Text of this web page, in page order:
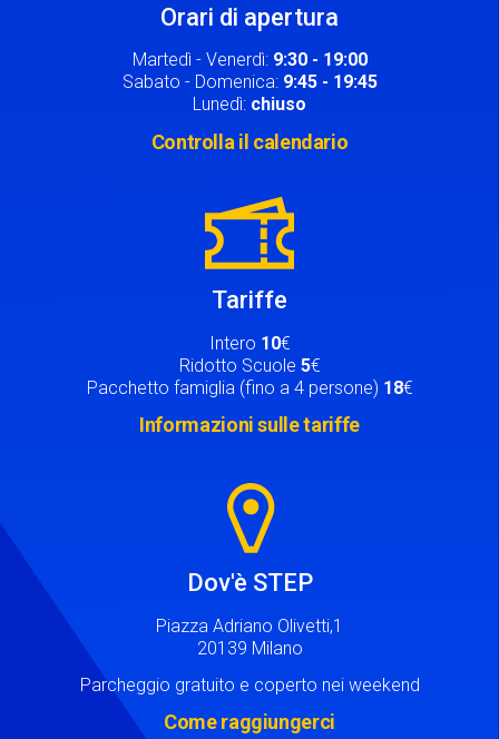
Orari di apertura
Martedì - Venerdì: 9:30 - 19:00
Sabato - Domenica: 9:45 - 19:45
Lunedì: chiuso
Controlla il calendario
Tariffe
Intero 10€
Ridotto Scuole 5€
Pacchetto famiglia (fino a 4 persone) 18€
Informazioni sulle tariffe
Dov'è STEP
Piazza Adriano Olivetti,1
20139 Milano
Parcheggio gratuito e coperto nei weekend
Come raggiungerci